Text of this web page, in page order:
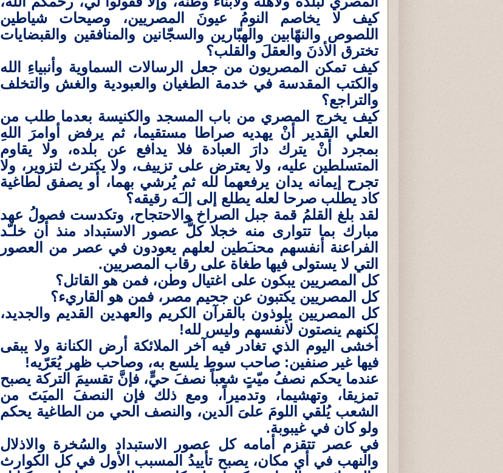
كيف لا يخاصم النومُ عيونَ المصريين، وصيحات شياطين
اللصوص والنهّابين والهبّارين والسجّانين والمنافقين والقبضايات
تخترق الأذنَ والعقلَ والقلب؟
كيف تمكن المصريون من جعل الرسالات السماوية وأنبياءِ الله
والكتب المقدسة في خدمة الطغيان والعبودية والغش والتخلف
والتراجع؟
كيف يخرج المصري من باب المسجد والكنيسة بعدما طلب من
العلي القدير أنْ يهديه صراطا مستقيما، ثم يرفض أوامرَ اللهِ
بمجرد أنْ يترك دارَ العبادة فلا يدافع عن بلده، ولا يقاوم
المتسلطين عليه، ولا يعترض على تزييف، ولا يكترث لتزوير، ولا
تجرح إيمانه يدان يرفعهما لله ثم يُرشي بهما، أو يصفق لطاغية
كاد يطلب صرحا لعله يطلع إلى إلـَه رقيقه؟
لقد بلغ القلمُ قمة جبل الصراخ والاحتجاح، وتكدست فصولُ عهد
مبارك بما تتوارى منه خجلا كلُّ عصور الاستبداد منذ أن خلـّد
الفراعنة أنفسهم محنـَطين لعلهم يعودون في عصر من العصور
التي لا يستولى فيها طغاة على رقاب المصريين.
كل المصريين يبكون على اغتيال وطن، فمن هو القاتل؟
كل المصريين يكتبون عن جحيم مصر، فمن هو القاريء؟
كل المصريين يلوذون بالقرآن الكريم والعهدين القديم والجديد،
لكنهم ينصتون لأنفسهم وليس لله!
أخشى اليوم الذي تغادر فيه آخر الملائكة أرض الكنانة ولا يبقى
فيها غير صنفين: صاحب سوط يلسع به، وصاحب ظهر يُعَرّيه!
عندما يحكم نصفُ ميّتٍ شعباً نصفَ حيٍّ، فإنَّ تقسيمَ التركة يصبح
تمزيقا، وتهشيما، وتدميراً، ومع ذلك فإن النصفَ الميَتَ من
الشعب يُلقي اللومَ علىَ الدين، والنصف الحي من الطاغية يحكم
ولو كان في غيبوبة.
في عصر تتقزم أمامه كل عصور الاستبداد والسُخرة والاذلال
والنهب في أي مكان، يصبح تأييدُ المسبب الأول في كل الكوارث